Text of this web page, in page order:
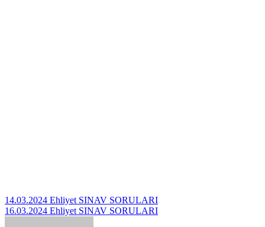
Yazı
gezinmesi
14.03.2024 Ehliyet SINAV SORULARI
16.03.2024 Ehliyet SINAV SORULARI